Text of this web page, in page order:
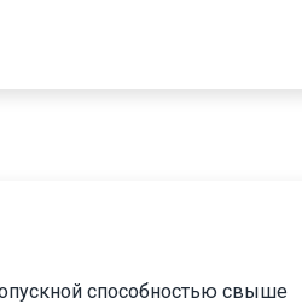
способностью свыше